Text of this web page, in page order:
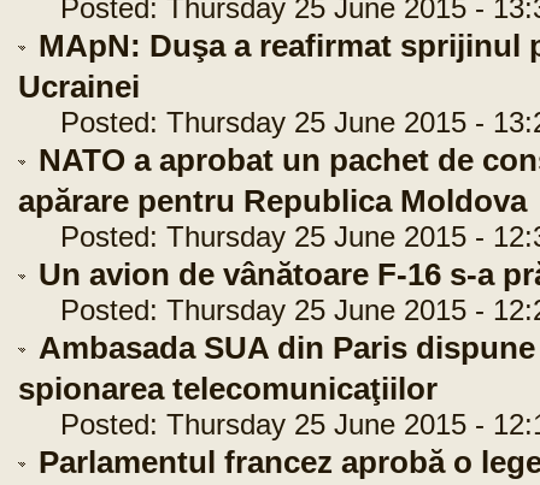
Posted: Thursday 25 June 2015 -
MApN: Duşa a reafirmat sprijinul
Ucrainei
Posted: Thursday 25 June 2015 -
NATO a aprobat un pachet de
apărare pentru Republica Moldova
Posted: Thursday 25 June 2015 -
Un avion de vânătoare F-16 s-a
Posted: Thursday 25 June 2015 -
Ambasada SUA din Paris
spionarea telecomunicaţiilor
Posted: Thursday 25 June 2015 -
Parlamentul francez aprobă o